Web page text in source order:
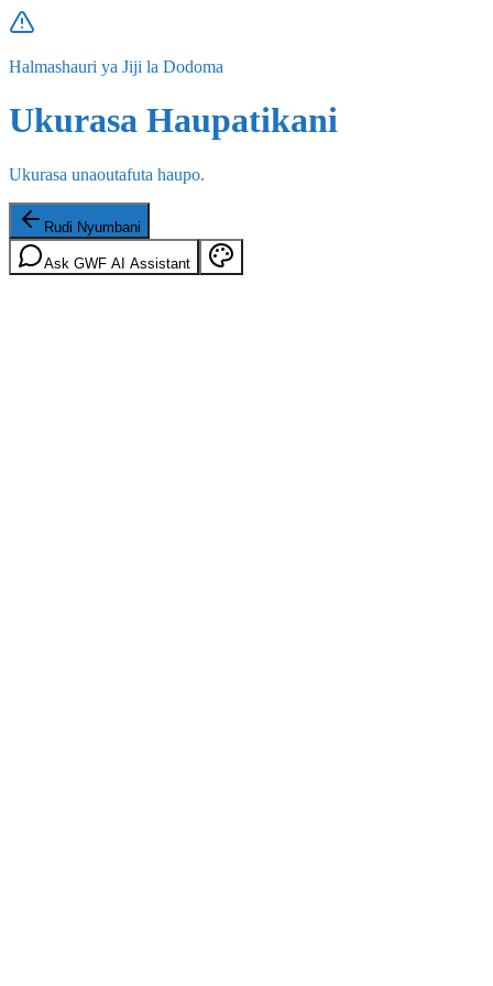
Halmashauri ya Jiji la Dodoma
Ukurasa Haupatikani
Ukurasa unaoutafuta haupo.
Rudi Nyumbani
Ask GWF AI Assistant